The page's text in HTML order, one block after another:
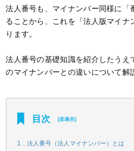
法人番号も、マイナンバー同様に「
ることから、これを「法人版マイナ
ります。
法人番号の基礎知識を紹介したうえ
のマイナンバーとの違いについて解
目次 [非表示]
1．法人番号（法人マイナンバー）とは